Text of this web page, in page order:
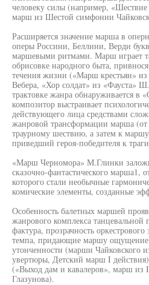
человеку силы (например, «Шествие
марш из Шестой симфонии
Расширяется значение марша в
оперы Россини, Беллини, Верди
маршевыми ритмами. Марш играет
обрисовке народного быта,
течения жизни («Марш крестьян»
Вебера, «Хор солдат» из «Фауста»
трактовке жанра обнаруживается в
композитор выстраивает
действующего лица средствами
жанровой трансформации марша
траурному шествию, а затем к
приведший героя-победителя к
«Марш Черномора» М.Глинки
сказочно-фантастического марша1,
которого стали необычные
комические элементы, созданные
Особенность балетных маршей
жанрового комплекса танцевальной
фактура, прозрачность
темпа, придающие маршу ощущение
утонченности (марши Чайковского
увертюры, Детский марш I
(«Выход дам и кавалеров», марш из
Глазунова).